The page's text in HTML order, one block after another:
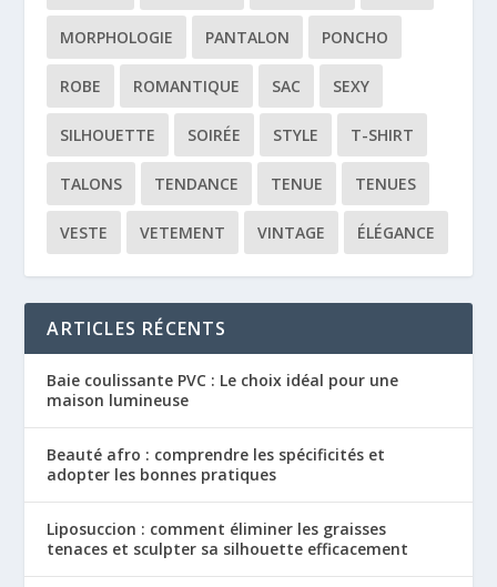
MORPHOLOGIE PANTALON PONCHO
ROBE ROMANTIQUE SAC SEXY
SILHOUETTE SOIRÉE STYLE T-SHIRT
TALONS TENDANCE TENUE TENUES
VESTE VETEMENT VINTAGE ÉLÉGANCE
ARTICLES RÉCENTS
Baie coulissante PVC : Le choix idéal pour une
maison lumineuse
Beauté afro : comprendre les spécificités et
adopter les bonnes pratiques
Liposuccion : comment éliminer les graisses
tenaces et sculpter sa silhouette efficacement